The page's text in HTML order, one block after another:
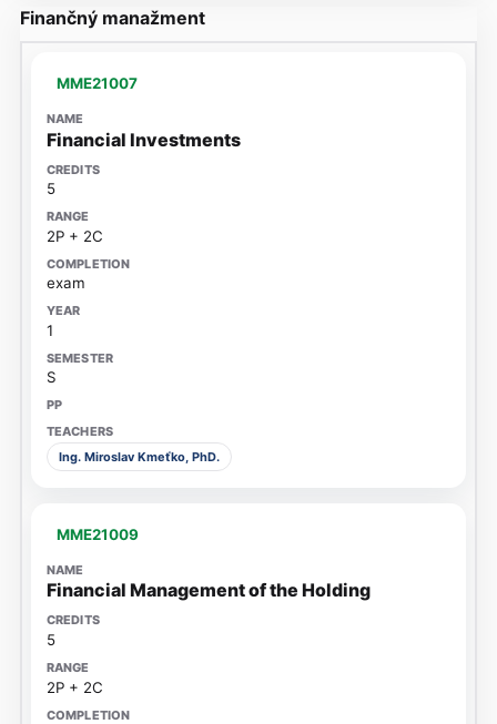
Finančný manažment
MME21007
Financial Investments
5
2P + 2C
exam
1
S
Ing. Miroslav Kmeťko, PhD.
MME21009
Financial Management of the Holding
5
2P + 2C